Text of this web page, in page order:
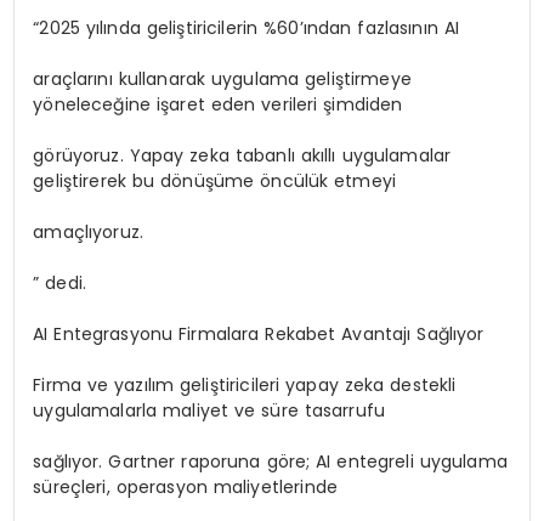
“2025 yılında geliştiricilerin %60’ından fazlasının AI
araçlarını kullanarak uygulama geliştirmeye
yöneleceğine işaret eden verileri şimdiden
görüyoruz. Yapay zeka tabanlı akıllı uygulamalar
geliştirerek bu dönüşüme öncülük etmeyi
amaçlıyoruz.
” dedi.
AI Entegrasyonu Firmalara Rekabet Avantajı Sağlıyor
Firma ve yazılım geliştiricileri yapay zeka destekli
uygulamalarla maliyet ve süre tasarrufu
sağlıyor. Gartner raporuna göre; AI entegreli uygulama
süreçleri, operasyon maliyetlerinde